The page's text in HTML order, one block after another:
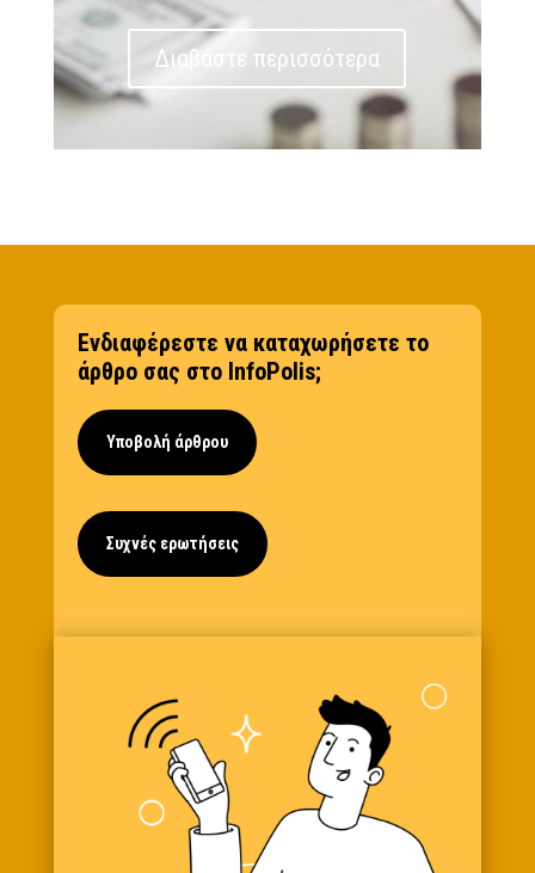
Διαβάστε περισσότερα
Ενδιαφέρεστε να καταχωρήσετε το
άρθρο σας στο InfoPolis;
Υποβολή άρθρου
Συχνές ερωτήσεις